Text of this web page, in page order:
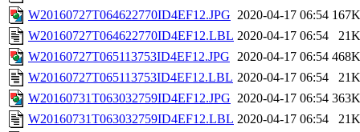
W20160727T064622770ID4EF12.JPG 2020-04-17 06:54 167K
W20160727T064622770ID4EF12.LBL 2020-04-17 06:54
21K
W20160727T065113753ID4EF12.JPG 2020-04-17 06:54 468K
W20160727T065113753ID4EF12.LBL 2020-04-17 06:54
21K
W20160731T063032759ID4EF12.JPG 2020-04-17 06:54 363K
W20160731T063032759ID4EF12.LBL 2020-04-17 06:54
21K